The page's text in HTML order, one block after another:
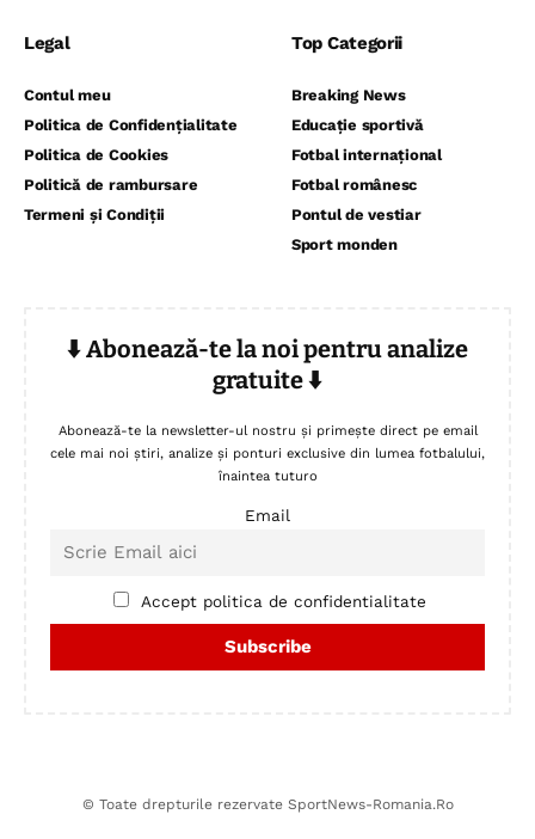
Legal
Contul meu
Politica de Confidențialitate
Politica de Cookies
Politică de rambursare
Termeni și Condiții
Top Categorii
Breaking News
Educație sportivă
Fotbal internațional
Fotbal românesc
Pontul de vestiar
Sport monden
⬇️ Abonează-te la noi pentru analize
gratuite ⬇️
Abonează-te la newsletter-ul nostru și primește direct pe email
cele mai noi știri, analize și ponturi exclusive din lumea fotbalului,
înaintea tuturo
Email
Accept politica de confidentialitate
© Toate drepturile rezervate SportNews-Romania.Ro